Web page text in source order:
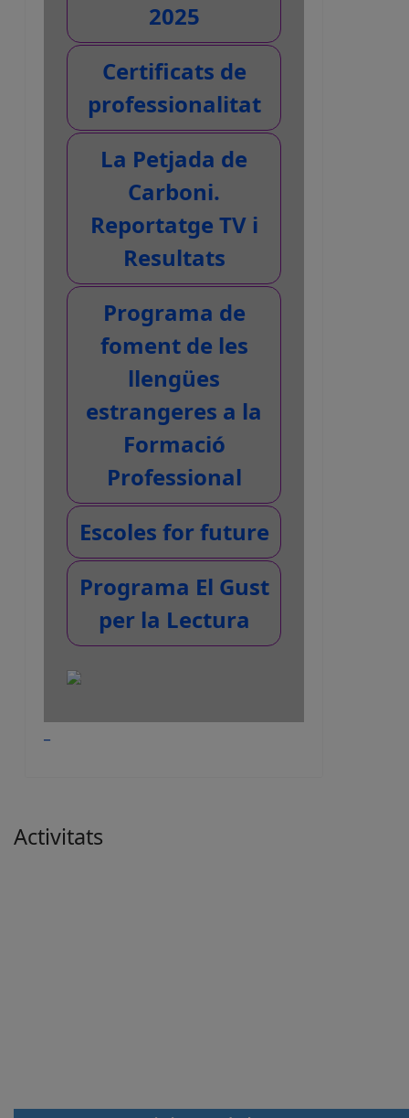
2025
Certificats de
professionalitat
La Petjada de
Carboni.
Reportatge TV i
Resultats
Programa de
foment de les
llengües
estrangeres a la
Formació
Professional
Escoles for future
Programa El Gust
per la Lectura
Activitats